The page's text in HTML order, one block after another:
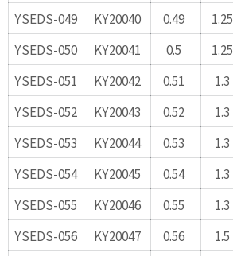
YSEDS-049
KY20040 0.49 1.25
YSEDS-050
KY20041 0.5 1.25
YSEDS-051
KY20042 0.51 1.3
YSEDS-052
KY20043 0.52 1.3
YSEDS-053
KY20044 0.53 1.3
YSEDS-054
KY20045 0.54 1.3
YSEDS-055
KY20046 0.55 1.3
YSEDS-056
KY20047 0.56 1.5